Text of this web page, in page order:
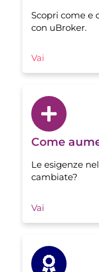
Scopri come e
con uBroker.
Vai
Come
Le esigenze
cambiate?
Vai